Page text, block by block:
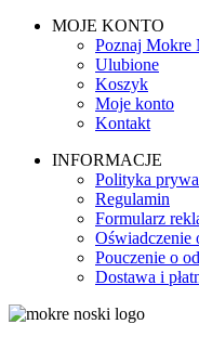
MOJE KONTO
Poznaj Mokre
Ulubione
Koszyk
Moje konto
Kontakt
INFORMACJE
Polityka
Regulamin
Formularz
Oświadczenie
Pouczenie o
Dostawa i